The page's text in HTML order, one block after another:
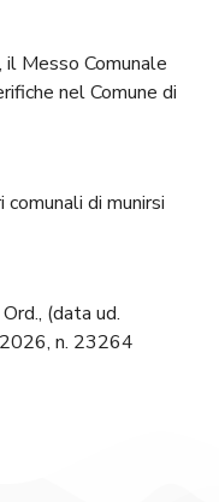
Messo Comunale
nel Comune di
di munirsi
(data ud.
n. 23264